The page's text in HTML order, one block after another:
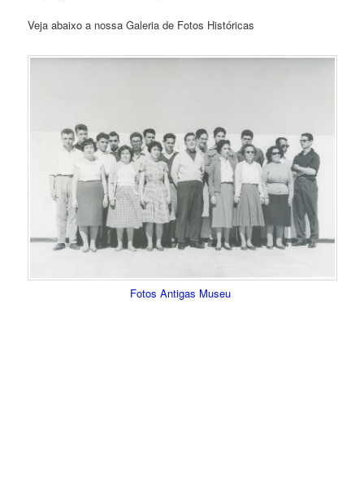
Veja abaixo a nossa Galeria de Fotos Históricas
Fotos Antigas Museu